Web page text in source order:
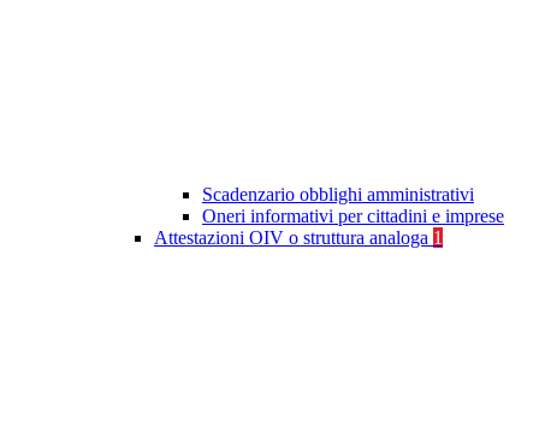
Scadenzario obblighi amministrativi
Oneri informativi per cittadini e imprese
Attestazioni OIV o struttura analoga 1